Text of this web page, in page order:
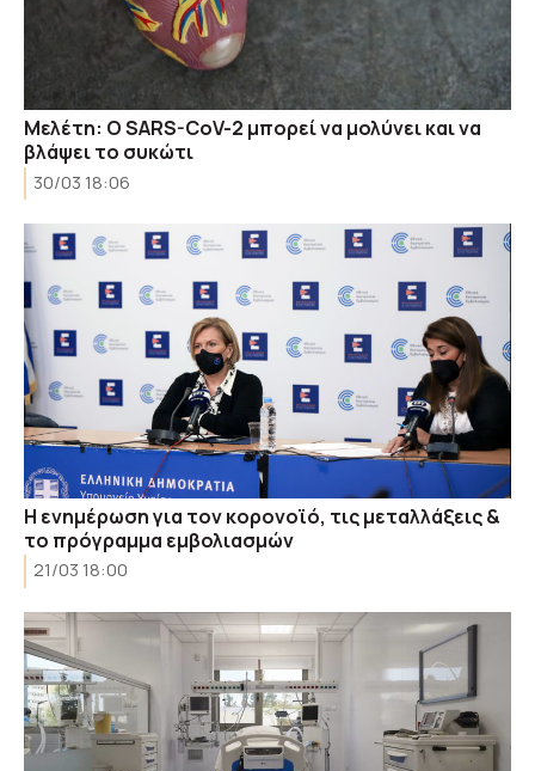
Μελέτη: Ο SARS-CoV-2 μπορεί να μολύνει και να
βλάψει το συκώτι
30/03 18:06
Η ενημέρωση για τον κορονοϊό, τις μεταλλάξεις &
το πρόγραμμα εμβολιασμών
21/03 18:00